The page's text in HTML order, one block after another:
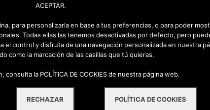
Sus Datos Seguros
Política de Protección de Datos
Política de Cookies
ACEPTAR.
para personalizarla en base a tus preferencias, o para poder
Todas ellas las tenemos desactivadas por defecto, pero
el control y disfruta de una navegación personalizada en nuestra
como la marcación de las casillas que tú quieras.
consulta la POLÍTICA DE COOKIES de nuestra página web.
RECHAZAR POLÍTICA DE COOKIES